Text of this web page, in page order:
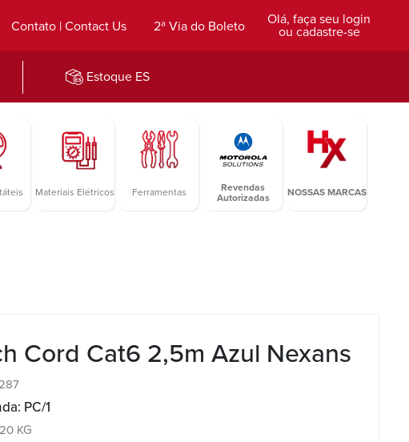
Olá, faça seu login
ou cadastre-se
2ª Via do Boleto
Contato | Contact Us
Estoque ES
Materiais Elétricos Ferramentas
Revendas
Autorizadas
NOSSAS MARCAS
Cord Cat6 2,5m Azul Nexans
PC/1
KG